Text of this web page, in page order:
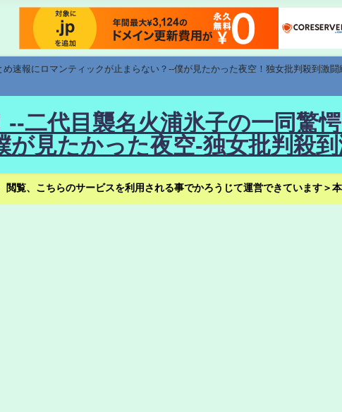
速報にロマンティックが止まらない？--僕が見たかった夜空！独女批判殺到激
二代目襲名火浦氷子の一同驚
が見たかった夜空-独女批判殺
閲覧、こちらのサービスを利用される事でかろうじて運営できています＞